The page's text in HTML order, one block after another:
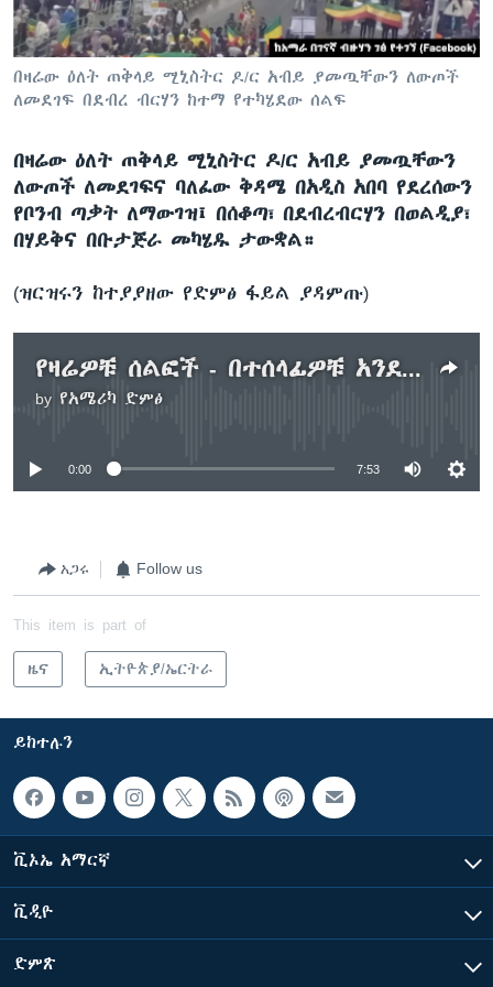
ቋንቋዎች
በዛሬው ዕለት ጠቅላይ ሚኒስትር ዶ/ር አብይ ያመጧቸውን ለውጦች
ለመደገፍ በደብረ ብርሃን ከተማ የተካሄደው ሰልፍ
በዛሬው ዕለት ጠቅላይ ሚኒስትር ዶ/ር አብይ ያመጧቸውን
ለውጦች ለመደገፍና ባለፈው ቅዳሜ በአዲስ አበባ የደረሰውን
የቦንብ ጣቃት ለማውገዝ፤ በሰቆጣ፣ በደብረብርሃን በወልዲያ፣
በሃይቅና በቡታጅራ መካሄዱ ታውቋል።
(ዝርዝሩን ከተያያዘው የድምፅ ፋይል ያዳምጡ)
የዛሬዎቹ ሰልፎች - በተሰላፊዎቹ አንደበት
by የአሜሪካ ድምፅ
No media source currently available
0:00 7:53
አጋሩ Follow us
This item is part of
ዜና ኢትዮጵያ/ኤርትራ
ይከተሉን
ቪኦኤ አማርኛ
ቪዲዮ
ድምጽ